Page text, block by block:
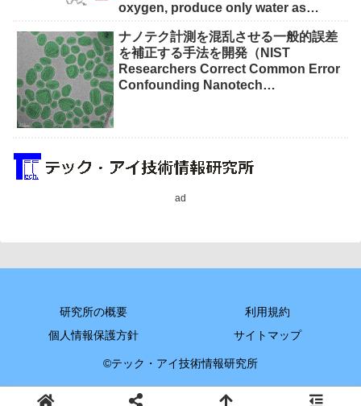
oxygen, produce only water as
ナノテク計測を混乱させる一般的誤差
を補正する手法を開発（NIST
Researchers Correct Common Error
Confounding Nanotech
ad
研究所の概要
利用規約
個人情報保護方針
サイトマップ
©テック・アイ技術情報研究所